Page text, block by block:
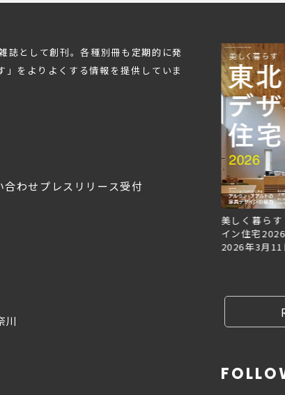
誌として創刊。各種別冊も定期的に発
」をよりよくする情報を提供していま
合わせ プレスリリース受付
川
美しく暮ら
イン住宅2026
2026年3月11